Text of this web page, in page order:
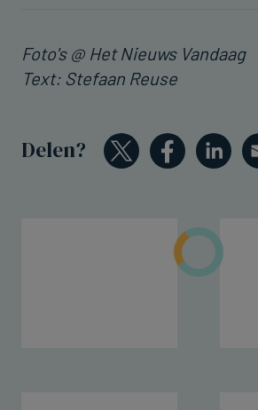
Foto's @ Het Nieuws Vandaag
Text: Stefaan Reuse
Delen?